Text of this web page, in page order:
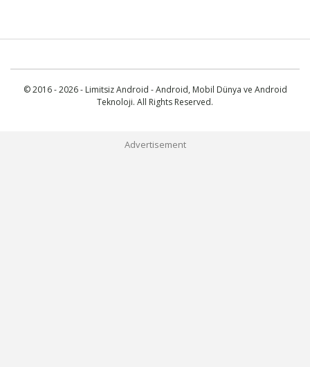
© 2016 - 2026 - Limitsiz Android - Android, Mobil Dünya ve Android
Teknoloji. All Rights Reserved.
Advertisement